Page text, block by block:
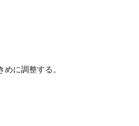
に調整する。